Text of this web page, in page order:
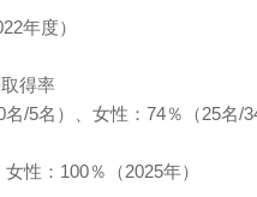
年度）
得率
名/5名）、女性：74％（25名/
性：100％（2025年）